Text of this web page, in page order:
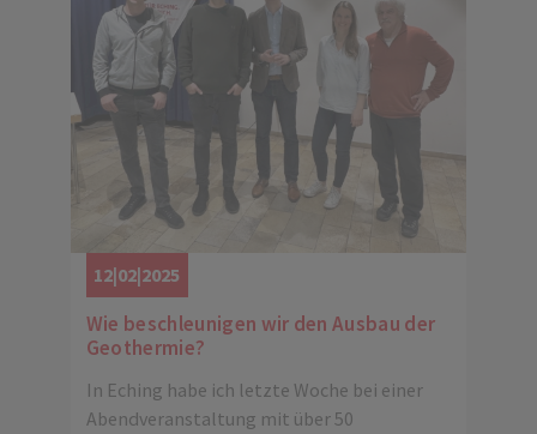
12|02|2025
Wie beschleunigen wir den Ausbau der
Geothermie?
In Eching habe ich letzte Woche bei einer
Abendveranstaltung mit über 50